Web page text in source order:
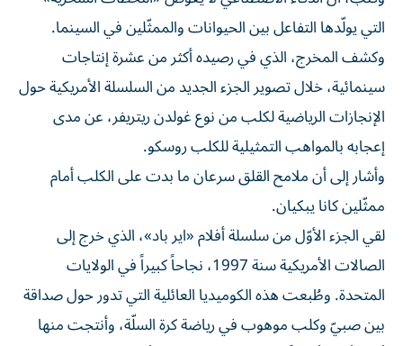
التي يولّدها التفاعل بين الحيوانات والممثّلين في السينما.
وكشف المخرج، الذي في رصيده أكثر من عشرة إنتاجات
سينمائية، خلال تصوير الجزء الجديد من السلسلة الأمريكية حول
الإنجازات الرياضية لكلب من نوع غولدن ريتريفر، عن مدى
إعجابه بالمواهب التمثيلية للكلب روسكو.
وأشار إلى أن ملامح القلق سرعان ما بدت على الكلب أمام
ممثّلين كانا يبكيان.
لقي الجزء الأوّل من سلسلة أفلام «اير باد»، الذي خرج إلى
الصالات الأمريكية سنة 1997، نجاحاً كبيراً في الولايات
المتحدة. وطُبعت هذه الكوميديا العائلية التي تدور حول صداقة
بين صبيّ وكلب موهوب في رياضة كرة السلّة، وأنتجت منها